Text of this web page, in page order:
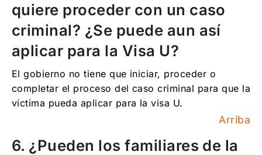
quiere proceder con un caso
criminal? ¿Se puede aun así
aplicar para la Visa U?
El gobierno no tiene que iniciar, proceder o
completar el proceso del caso criminal para que la
víctima pueda aplicar para la visa U.
Arriba
6. ¿Pueden los familiares de la